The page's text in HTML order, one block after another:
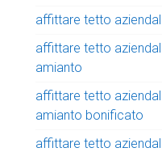
affittare tetto
affittare tetto
amianto
affittare tetto
amianto bonificato
affittare tetto